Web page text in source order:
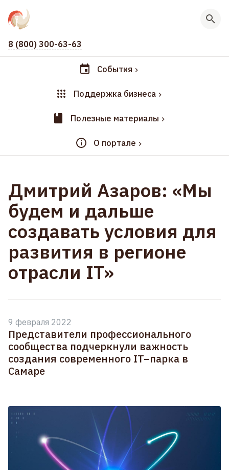
8 (800) 300-63-63
События
Поддержка бизнеса
Полезные материалы
О портале
Дмитрий Азаров: «Мы
будем и дальше
создавать условия для
развития в регионе
отрасли IT»
9 февраля 2022
Представители профессионального
сообщества подчеркнули важность
создания современного IT–парка в
Самаре